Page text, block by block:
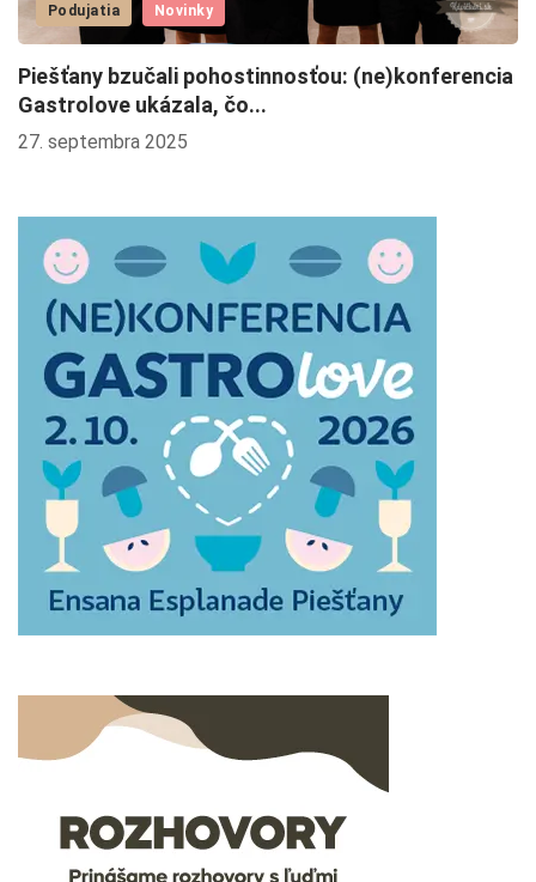
Podujatia Novinky
Piešťany bzučali pohostinnosťou: (ne)konferencia
Gastrolove ukázala, čo...
27. septembra 2025